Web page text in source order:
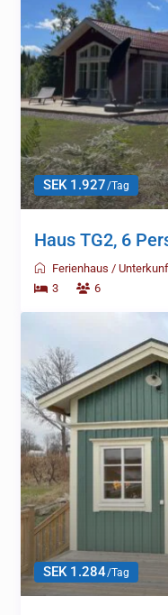
SEK 1.927/Tag
Haus TG2, 6
Ferienhaus /
3
6
SEK 1.284/Tag